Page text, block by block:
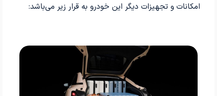
امکانات و تجهیزات دیگر این خودرو به قرار زیر می‌باشد: